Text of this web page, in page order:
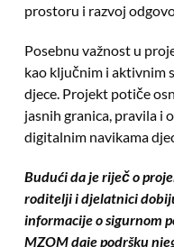
prostoru i razvoj
Posebnu važnost u
kao ključnim i aktivnim
djece. Projekt potiče
jasnih granica, pravila i
digitalnim navikama
Budući da je riječ o
roditelji i djelatnici
informacije o sigurnom
MZOM daje podršku